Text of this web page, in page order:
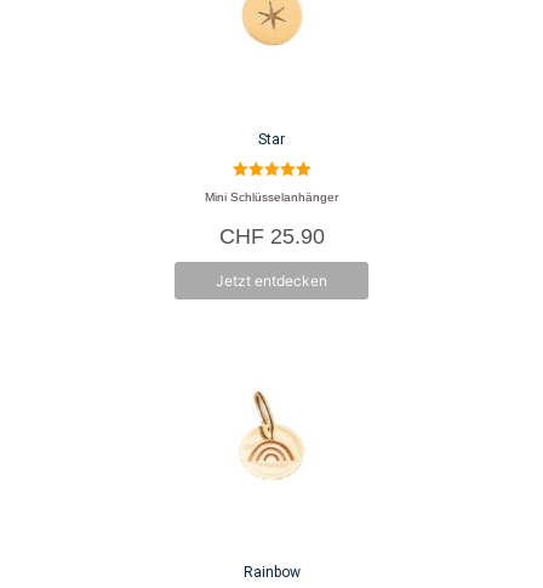
Star
5.00
von 5
Mini Schlüsselanhänger
CHF25.90
Jetzt entdecken
Rainbow